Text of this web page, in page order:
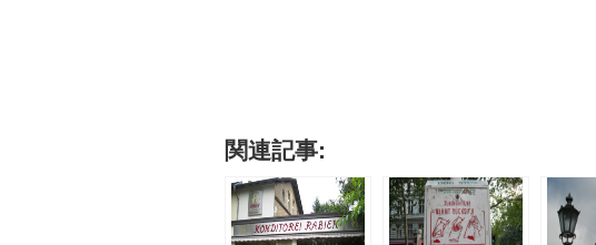
関連記事: